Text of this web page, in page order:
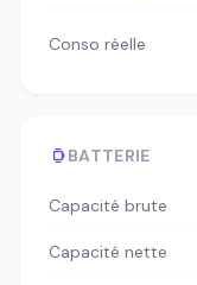
Conso réelle
BATTERIE
Capacité brute
Capacité nette